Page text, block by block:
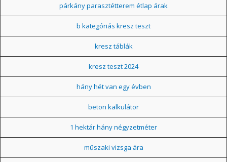
párkány parasztétterem étlap árak
b kategóriás kresz teszt
kresz táblák
kresz teszt 2024
hány hét van egy évben
beton kalkulátor
1 hektár hány négyzetméter
műszaki vizsga ára